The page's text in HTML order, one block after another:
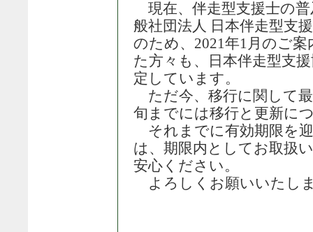
現在、伴走型支援士の
般社団法人 日本伴走型支
のため、2021年1月のご
た方々も、日本伴走型支
定しています。
ただ今、移行に関して
旬までには移行と更新に
それまでに有効期限を
は、期限内としてお取扱
安心ください。
よろしくお願いいたし